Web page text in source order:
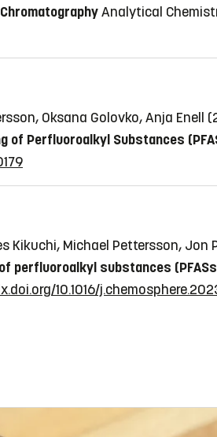
Analytical
Oksana Golovko, Anja Enell
of Perfluoroalkyl Substances
Kikuchi, Michael Pettersson,
substances
10.1016/